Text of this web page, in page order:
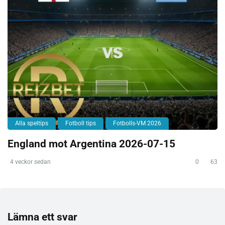
Alla speltips Fotboll tips Fotbolls-VM 2026
England mot Argentina 2026-07-15
4 veckor sedan 0 63
Lämna ett svar